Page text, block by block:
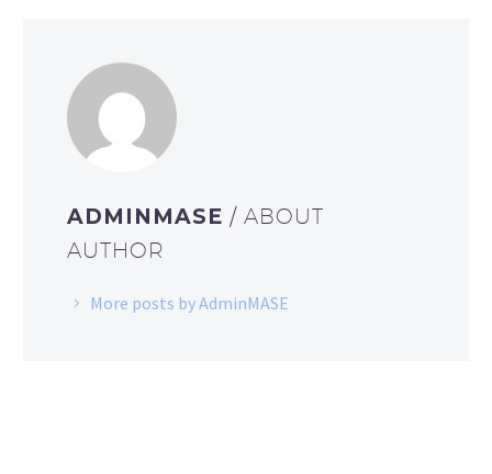
ADMINMASE / ABOUT
AUTHOR
More posts by AdminMASE